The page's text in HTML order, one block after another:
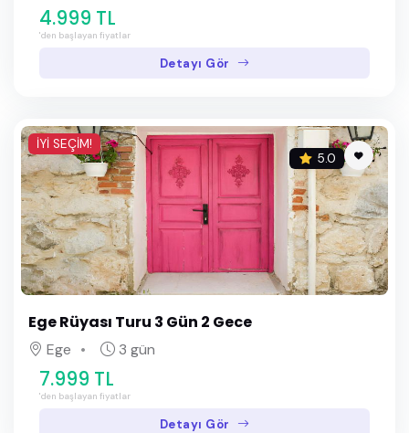
4.999 TL
'den başlayan fiyatlar
Detayı Gör
İYİ SEÇİM!
5.0
Ege Rüyası Turu 3 Gün 2 Gece
Ege 3 gün
7.999 TL
'den başlayan fiyatlar
Detayı Gör